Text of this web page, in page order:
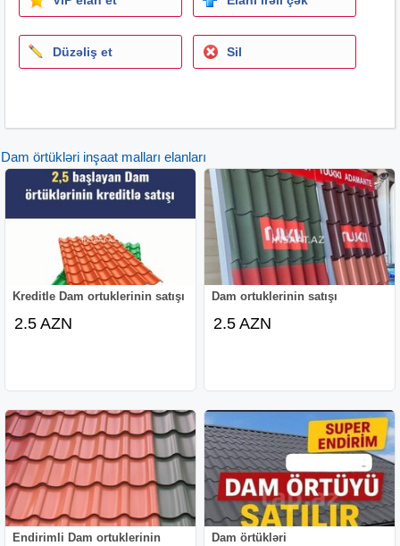
tünd mavi və digər tonlar
Profil növü: Trapetsiya formalı dalğalı profil
Ölçülər: Faydalı en ~115sm ~ uzunluq sifarişə uyğun (2 m
metaldam, metaldamortuk, damlevha, levha, sac, dam
sacı, damsaci, damsaçı, rənqli, qırmızı, bozz, yaşil, yashil,
yasyl, qehveyi, qəhvəyi, tünd, paslanmaz, uzunomurlu,
ev, qaraj, anbar, tikinti, inşaat, damustu, damörtüyü
металлочерепица, кровля, кровельныйлист, крыша,
кровельныйматериал, металл, лист, цветнаякровля,
красный, зеленый, серый, коричневый, adamante, дам,
покрытие, антикоррозия, строительство, дом, гараж,
covering, colorroof, coloredsheet, metalcover, adamante,
building
Düzəliş et Sil
Dam örtükləri inşaat malları elanları
Kreditle Dam ortuklerinin satışı
2.5 AZN
Dam ortuklerinin satışı
2.5 AZN
Endirimli Dam ortuklerinin
Dam örtükləri